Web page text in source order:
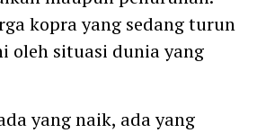
kopra yang sedang turun
oleh situasi dunia yang
yang naik, ada yang